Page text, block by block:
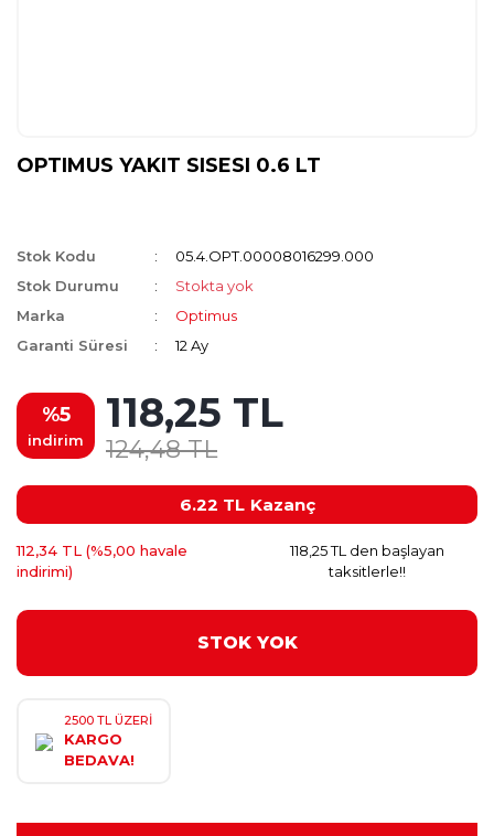
OPTIMUS YAKIT SISESI 0.6 LT
Stok Kodu
05.4.OPT.00008016299.000
Stok Durumu
Stokta yok
Marka
Optimus
Garanti Süresi
12 Ay
%5
indirim
118,25 TL
124,48 TL
6.22 TL Kazanç
112,34 TL (%5,00 havale
indirimi)
118,25 TL den başlayan
taksitlerle!!
STOK YOK
2500 TL ÜZERİ
KARGO
BEDAVA!